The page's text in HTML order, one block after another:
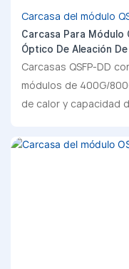
Carcasa del módulo
Carcasa Para Módulo
Óptico De Aleación
Carcasas QSFP-DD
módulos de 400G/
de calor y capacidad